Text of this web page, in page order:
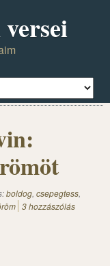
boldog, csepegtess,
3 hozzászólás